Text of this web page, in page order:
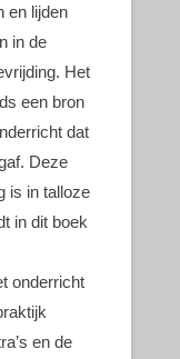
en lijden
in de
Het
een bron
dat
Deze
is in talloze
in dit boek
onderricht
en de